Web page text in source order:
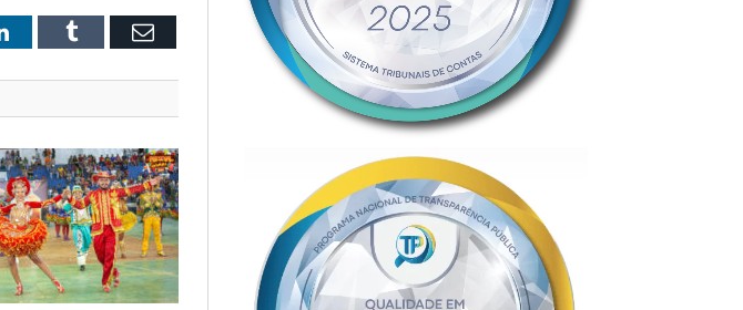
LinkedInTumblr Email